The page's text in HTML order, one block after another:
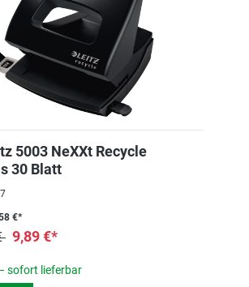
5003 NeXXt Recycle
30 Blatt
€*
9,89 €*
sofort lieferbar